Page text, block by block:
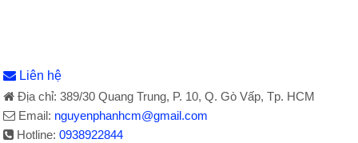
Liên hệ
Địa chỉ: 389/30 Quang Trung, P. 10, Q. Gò Vấp, Tp. HCM
Email: nguyenphanhcm@gmail.com
Hotline:0938922844